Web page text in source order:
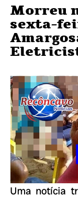
Morreu
sexta-
Uma notícia